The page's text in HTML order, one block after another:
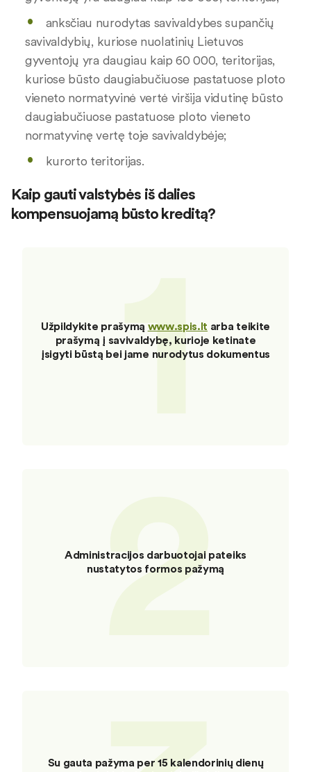
anksčiau nurodytas savivaldybes supančių
savivaldybių, kuriose nuolatinių Lietuvos
gyventojų yra daugiau kaip 60 000, teritorijas,
kuriose būsto daugiabučiuose pastatuose ploto
vieneto normatyvinė vertė viršija vidutinę būsto
daugiabučiuose pastatuose ploto vieneto
normatyvinę vertę toje savivaldybėje;
kurorto teritorijas.
Kaip gauti valstybės iš dalies
kompensuojamą būsto kreditą?
1
Užpildykite prašymą www.spis.lt arba teikite
prašymą į savivaldybę, kurioje ketinate
įsigyti būstą bei jame nurodytus dokumentus
2
Administracijos darbuotojai pateiks
nustatytos formos pažymą
Su gauta pažyma per 15 kalendorinių dienų